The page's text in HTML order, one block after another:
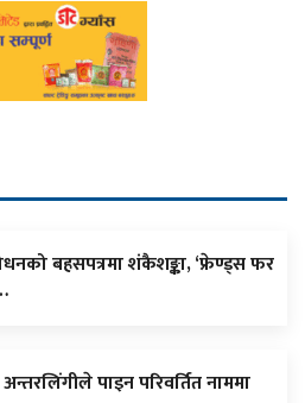
बहसपत्रमा शंकैशङ्का, ‘फ्रेण्ड्स फर
पाइन परिवर्तित नाममा